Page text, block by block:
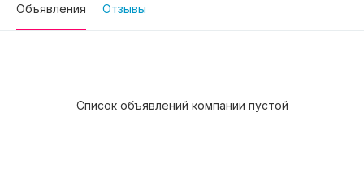
Объявления Отзывы
Список объявлений компании пустой